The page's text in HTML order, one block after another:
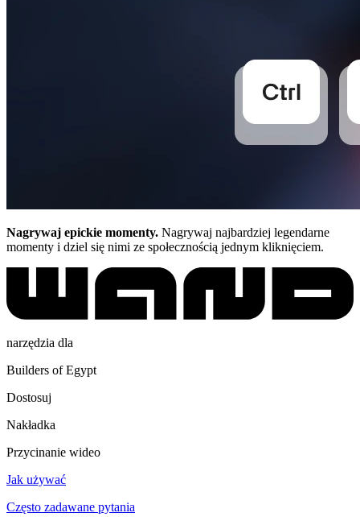
Nagrywaj epickie momenty. Nagrywaj najbardziej legendarne
momenty i dziel się nimi ze społecznością jednym kliknięciem.
narzędzia dla
Builders of Egypt
Dostosuj
Nakładka
Przycinanie wideo
Jak używać
Często zadawane pytania